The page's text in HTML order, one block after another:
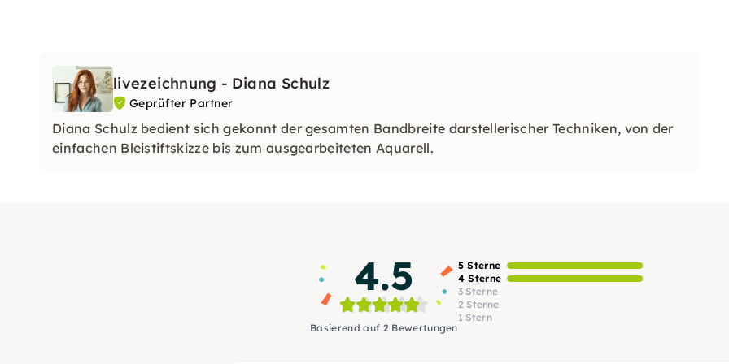
livezeichnung - Diana Schulz
Geprüfter Partner
Diana Schulz bedient sich gekonnt der gesamten Bandbreite darstellerischer Techniken, von der
einfachen Bleistiftskizze bis zum ausgearbeiteten Aquarell.
4.5
Basierend auf 2 Bewertungen
5 Sterne
4 Sterne
3 Sterne
2 Sterne
1 Stern